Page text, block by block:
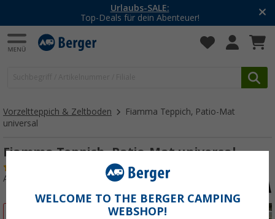
Urlaubs-SALE:
Top-Deals für dein Abenteuer!
Vorzeltteppich & Zeltboden
Fiamma Teppich, Patio-Mat
universal
Fiamma Teppich, Patio-Mat universal
Art.-Nr.: 269980
WELCOME TO THE BERGER CAMPING
WEBSHOP!